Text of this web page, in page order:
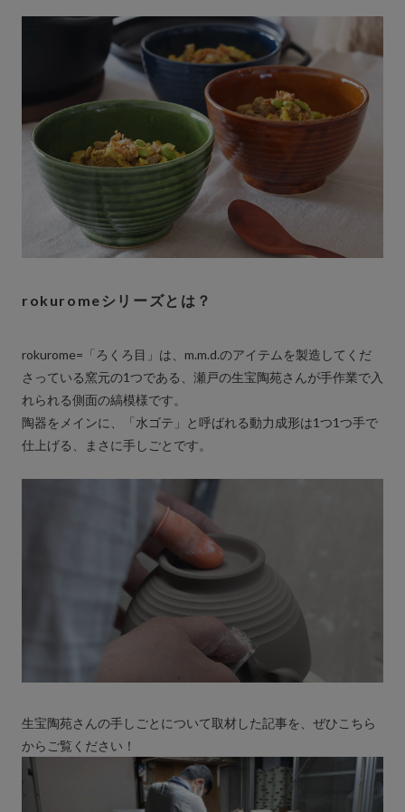
rokuromeシリーズとは？
rokurome=「ろくろ目」は、m.m.d.のアイテムを製造してくだ
さっている窯元の1つである、瀬戸の生宝陶苑さんが手作業で入
れられる側面の縞模様です。
陶器をメインに、「水ゴテ」と呼ばれる動力成形は1つ1つ手で
仕上げる、まさに手しごとです。
生宝陶苑さんの手しごとについて取材した記事を、ぜひこちら
からご覧ください！